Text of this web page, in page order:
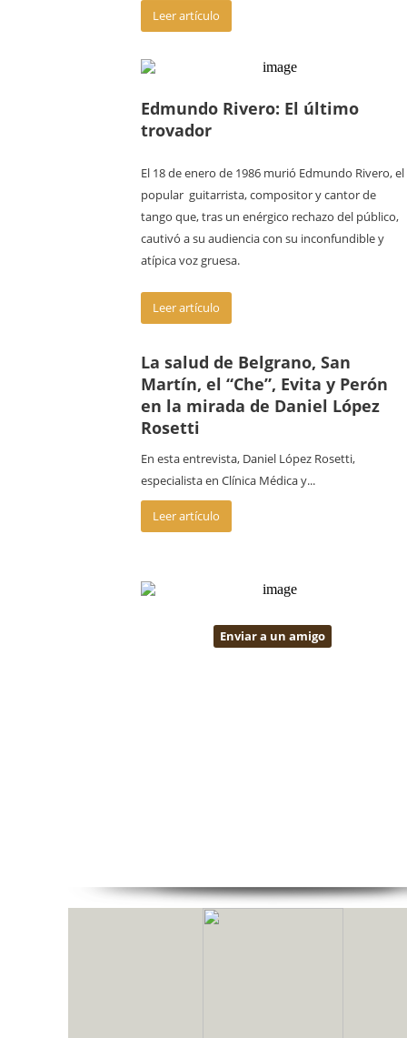
Leer artículo
Edmundo Rivero: El último
trovador
El 18 de enero de 1986 murió Edmundo Rivero, el
popular guitarrista, compositor y cantor de
tango que, tras un enérgico rechazo del público,
cautivó a su audiencia con su inconfundible y
atípica voz gruesa.
Leer artículo
La salud de Belgrano, San
Martín, el “Che”, Evita y Perón
en la mirada de Daniel López
Rosetti
En esta entrevista, Daniel López Rosetti,
especialista en Clínica Médica y...
Leer artículo
Enviar a un amigo